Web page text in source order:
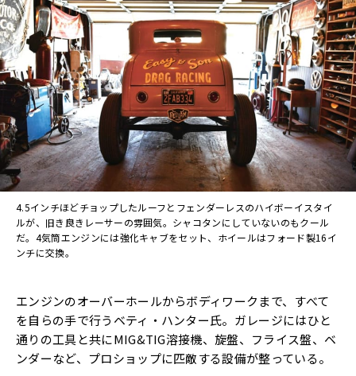
4.5インチほどチョップしたルーフとフェンダーレスのハイボーイスタイ
ルが、旧き良きレーサーの雰囲気。シャコタンにしていないのもクール
だ。4気筒エンジンには強化キャブをセット、ホイールはフォード製16イ
ンチに交換。
エンジンのオーバーホールからボディワークまで、すべて
を自らの手で行うベティ・ハンター氏。ガレージにはひと
通りの工具と共にMIG&TIG溶接機、旋盤、フライス盤、ベ
ンダーなど、プロショップに匹敵する設備が整っている。